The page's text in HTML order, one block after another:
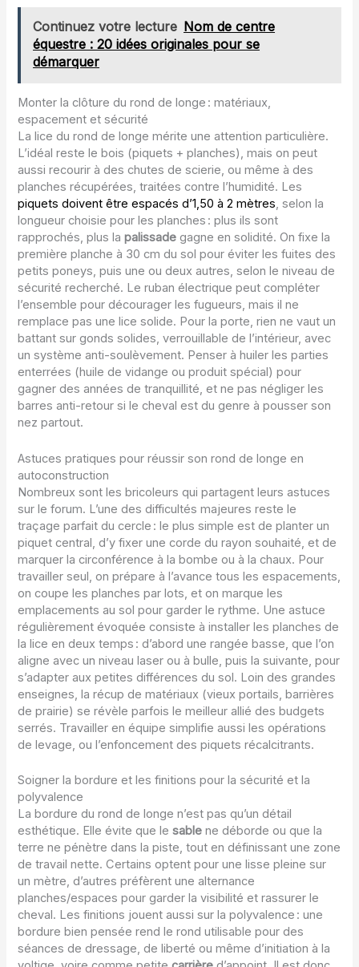
Continuez votre lecture Nom de centre
équestre : 20 idées originales pour se
démarquer
Monter la clôture du rond de longe : matériaux,
espacement et sécurité
La lice du rond de longe mérite une attention particulière.
L’idéal reste le bois (piquets + planches), mais on peut
aussi recourir à des chutes de scierie, ou même à des
planches récupérées, traitées contre l’humidité. Les
piquets doivent être espacés d’1,50 à 2 mètres, selon la
longueur choisie pour les planches : plus ils sont
rapprochés, plus lapalissade gagne en solidité. On fixe la
première planche à 30 cm du sol pour éviter les fuites des
petits poneys, puis une ou deux autres, selon le niveau de
sécurité recherché. Le ruban électrique peut compléter
l’ensemble pour décourager les fugueurs, mais il ne
remplace pas une lice solide. Pour la porte, rien ne vaut un
battant sur gonds solides, verrouillable de l’intérieur, avec
un système anti-soulèvement. Penser à huiler les parties
enterrées (huile de vidange ou produit spécial) pour
gagner des années de tranquillité, et ne pas négliger les
barres anti-retour si le cheval est du genre à pousser son
nez partout.
Astuces pratiques pour réussir son rond de longe en
autoconstruction
Nombreux sont les bricoleurs qui partagent leurs astuces
sur le forum. L’une des difficultés majeures reste le
traçage parfait du cercle : le plus simple est de planter un
piquet central, d’y fixer une corde du rayon souhaité, et de
marquer la circonférence à la bombe ou à la chaux. Pour
travailler seul, on prépare à l’avance tous les espacements,
on coupe les planches par lots, et on marque les
emplacements au sol pour garder le rythme. Une astuce
régulièrement évoquée consiste à installer les planches de
la lice en deux temps : d’abord une rangée basse, que l’on
aligne avec un niveau laser ou à bulle, puis la suivante, pour
s’adapter aux petites différences du sol. Loin des grandes
enseignes, la récup de matériaux (vieux portails, barrières
de prairie) se révèle parfois le meilleur allié des budgets
serrés. Travailler en équipe simplifie aussi les opérations
de levage, ou l’enfoncement des piquets récalcitrants.
Soigner la bordure et les finitions pour la sécurité et la
polyvalence
La bordure du rond de longe n’est pas qu’un détail
esthétique. Elle évite que lesable ne déborde ou que la
terre ne pénètre dans la piste, tout en définissant une zone
de travail nette. Certains optent pour une lisse pleine sur
un mètre, d’autres préfèrent une alternance
planches/espaces pour garder la visibilité et rassurer le
cheval. Les finitions jouent aussi sur la polyvalence : une
bordure bien pensée rend le rond utilisable pour des
séances de dressage, de liberté ou même d’initiation à la